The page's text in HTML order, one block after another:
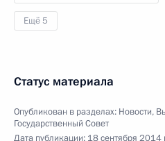
Ещё 5
Статус материала
Опубликован в разделах: Новости,
Государственный Совет
Дата публикации: 18 сентября 2014